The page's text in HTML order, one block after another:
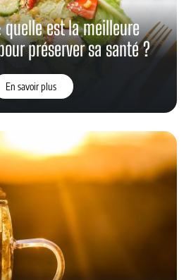
est la meilleure
préserver sa santé ?
En savoir plus